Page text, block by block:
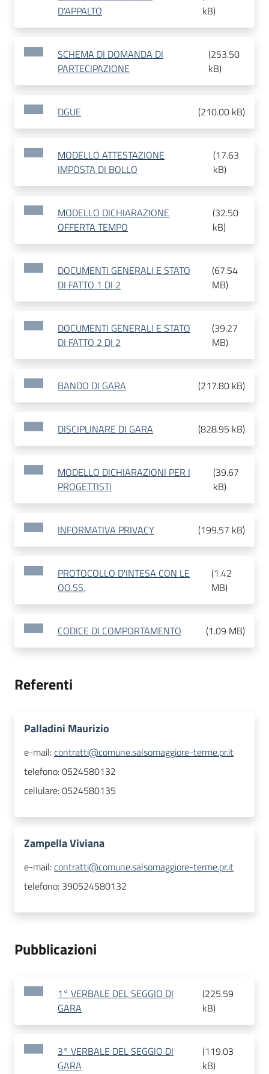
D'APPALTO
kB)
SCHEMA DI DOMANDA DI
PARTECIPAZIONE
(253.50
kB)
DGUE (210.00 kB)
MODELLO ATTESTAZIONE
IMPOSTA DI BOLLO
(17.63
kB)
MODELLO DICHIARAZIONE
OFFERTA TEMPO
(32.50
kB)
DOCUMENTI GENERALI E STATO
DI FATTO 1 DI 2
(67.54
MB)
DOCUMENTI GENERALI E STATO
DI FATTO 2 DI 2
(39.27
MB)
BANDO DI GARA (217.80 kB)
DISCIPLINARE DI GARA (828.95 kB)
MODELLO DICHIARAZIONI PER I
PROGETTISTI
(39.67
kB)
INFORMATIVA PRIVACY (199.57 kB)
PROTOCOLLO D'INTESA CON LE
OO.SS.
(1.42
MB)
CODICE DI COMPORTAMENTO (1.09 MB)
Referenti
Palladini Maurizio
e-mail:contratti@comune.salsomaggiore-terme.pr.it
telefono:0524580132
cellulare:0524580135
Zampella Viviana
e-mail:contratti@comune.salsomaggiore-terme.pr.it
telefono: 390524580132
Pubblicazioni
1° VERBALE DEL SEGGIO DI
GARA
(225.59
kB)
3° VERBALE DEL SEGGIO DI
GARA
(119.03
kB)